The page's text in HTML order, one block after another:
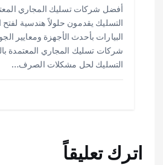
أفضل شركات تسليك المجاري
التسليك يقدمون حلولاً هندسية
البيارات بأحدث الأجهزة ومعايير
شركات تسليك المجاري المعتمدة
التسليك لحل مشكلات الصرف…
اترك تعليقاً